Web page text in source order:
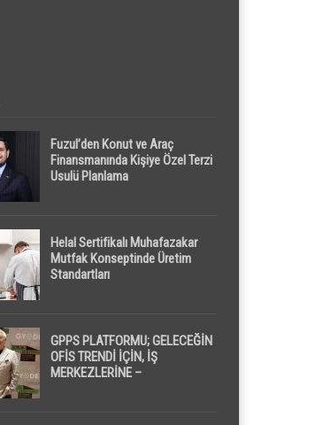
Fuzul’den Konut ve Araç
Finansmanında Kişiye Özel Terzi
Usulü Planlama
Helal Sertifikalı Muhafazakar
Mutfak Konseptinde Üretim
Standartları
GPPS PLATFORMU; GELECEĞİN
OFİS TRENDİ İÇİN, İŞ
MERKEZLERİNE –